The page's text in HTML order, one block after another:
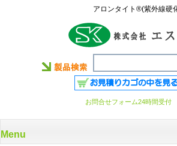
アロンタイト®(紫外線硬
お問合せフォーム24時間受付
Menu